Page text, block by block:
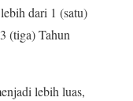
dari 1 (satu)
(tiga) Tahun
lebih luas,